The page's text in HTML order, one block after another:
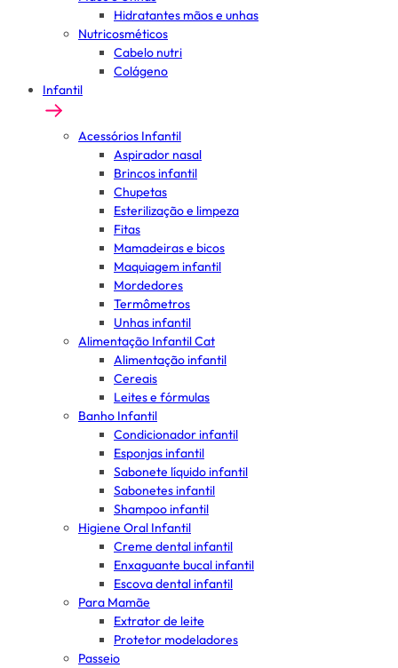
Hidratantes mãos e unhas
Nutricosméticos
Cabelo nutri
Colágeno
Infantil
Acessórios Infantil
Aspirador nasal
Brincos infantil
Chupetas
Esterilização e limpeza
Fitas
Mamadeiras e bicos
Maquiagem infantil
Mordedores
Termômetros
Unhas infantil
Alimentação Infantil Cat
Alimentação infantil
Cereais
Leites e fórmulas
Banho Infantil
Condicionador infantil
Esponjas infantil
Sabonete líquido infantil
Sabonetes infantil
Shampoo infantil
Higiene Oral Infantil
Creme dental infantil
Enxaguante bucal infantil
Escova dental infantil
Para Mamãe
Extrator de leite
Protetor modeladores
Passeio